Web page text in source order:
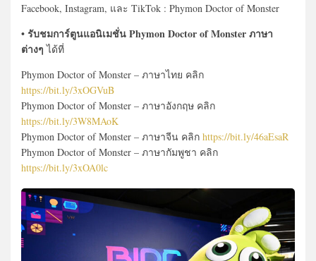
Facebook, Instagram, และ TikTok : Phymon Doctor of Monster
• รับชมการ์ตูนแอนิเมชั่น Phymon Doctor of Monster ภาษา
ต่างๆ ได้ที่
Phymon Doctor of Monster – ภาษาไทย คลิก
https://bit.ly/3xOGVuB
Phymon Doctor of Monster – ภาษาอังกฤษ คลิก
https://bit.ly/3W8MAoK
Phymon Doctor of Monster – ภาษาจีน คลิก https://bit.ly/46aEsaR
Phymon Doctor of Monster – ภาษากัมพูชา คลิก
https://bit.ly/3xOA0lc